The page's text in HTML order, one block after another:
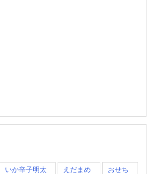
いか辛子明太 えだまめ おせち